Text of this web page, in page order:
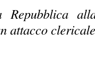
Repubblica
attacco